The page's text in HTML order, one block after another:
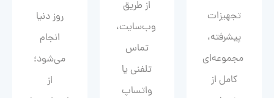
تجهیزات
پیشرفته،
مجموعه‌ای
کامل از
از طریق
وب‌سایت،
تماس
تلفنی یا
واتساپ
روز دنیا
انجام
می‌شود؛
از